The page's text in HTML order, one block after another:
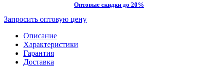
Оптовые скидки до 20%
Запросить оптовую цену
Описание
Характеристики
Гарантия
Доставка